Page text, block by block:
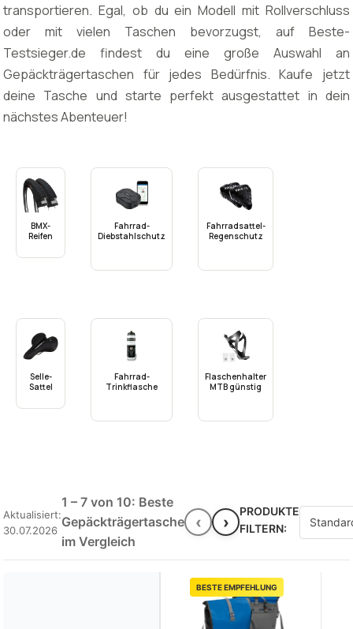
transportieren. Egal, ob du ein Modell mit Rollverschluss
oder mit vielen Taschen bevorzugst, auf Beste-
Testsieger.de findest du eine große Auswahl an
Gepäckträgertaschen für jedes Bedürfnis. Kaufe jetzt
deine Tasche und starte perfekt ausgestattet in dein
nächstes Abenteuer!
BMX-
Reifen
Fahrrad-
Diebstahlschutz
Fahrradsattel-
Regenschutz
Selle-
Sattel
Fahrrad-
Trinkflasche
Flaschenhalter
MTB günstig
Aktualisiert:
30.07.2026
1 – 7 von 10: Beste
Gepäckträgertasche
im Vergleich
‹ ›
PRODUKTE
FILTERN:
BESTE EMPFEHLUNG